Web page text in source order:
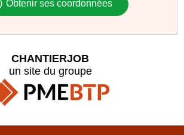
Obtenir ses coordonnées
CHANTIERJOB
un site du groupe